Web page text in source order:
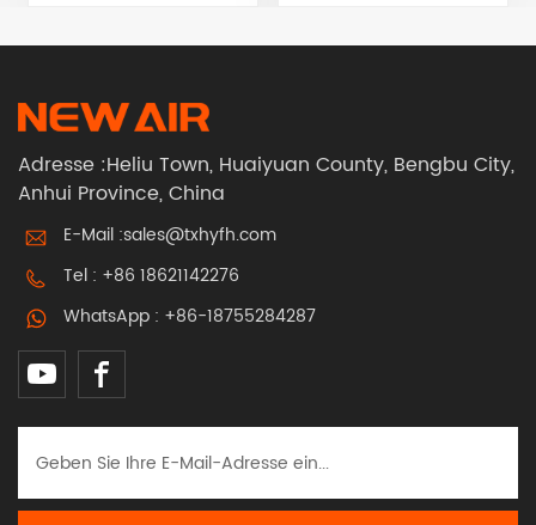
locker sitzende
Gebläseluftsysteme
Seitenfenster
Adresse :Heliu Town, Huaiyuan County, Bengbu City,
Anhui Province, China
E-Mail :sales@txhyfh.com
Tel : +86 18621142276
WhatsApp : +86-18755284287